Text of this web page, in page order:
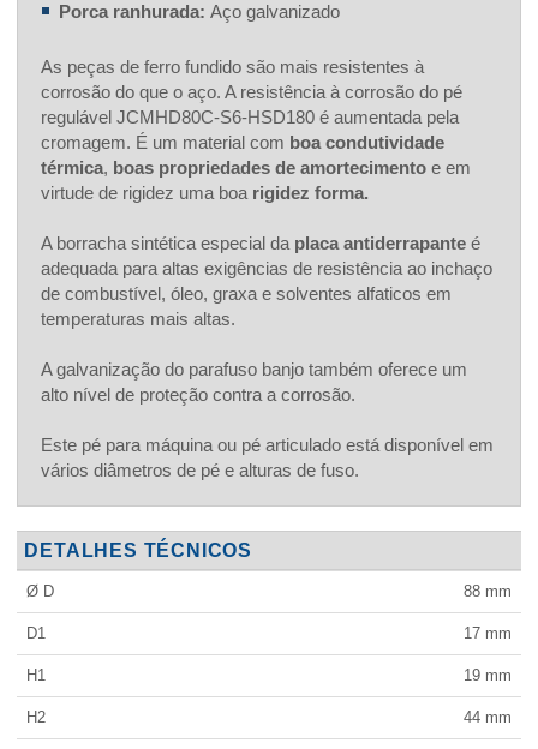
Porca ranhurada: Aço galvanizado
As peças de ferro fundido são mais resistentes à
corrosão do que o aço. A resistência à corrosão do pé
regulável JCMHD80C-S6-HSD180 é aumentada pela
cromagem. É um material com boa condutividade
térmica, boas propriedades de amortecimento e em
virtude de rigidez uma boa rigidez forma.
A borracha sintética especial da placa antiderrapante é
adequada para altas exigências de resistência ao inchaço
de combustível, óleo, graxa e solventes alfaticos em
temperaturas mais altas.
A galvanização do parafuso banjo também oferece um
alto nível de proteção contra a corrosão.
Este pé para máquina ou pé articulado está disponível em
vários diâmetros de pé e alturas de fuso.
DETALHES TÉCNICOS
Ø D 88 mm
D1 17 mm
H1 19 mm
H2 44 mm